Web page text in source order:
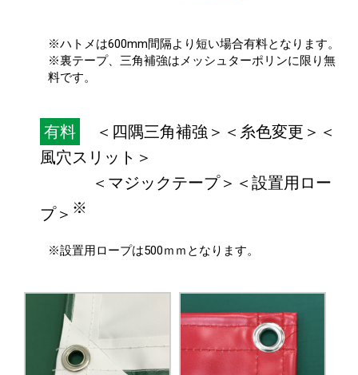
※ハトメは600mm間隔より短い場合有料となります。
※裏テープ、三角補強はメッシュターポリンに限り無
料です。
有料
＜四隅三角補強＞＜糸色変更＞＜
風穴スリット＞
＜マジックテープ＞＜設置用ロー
プ＞ ※
※設置用ロープは500ｍｍとなります。